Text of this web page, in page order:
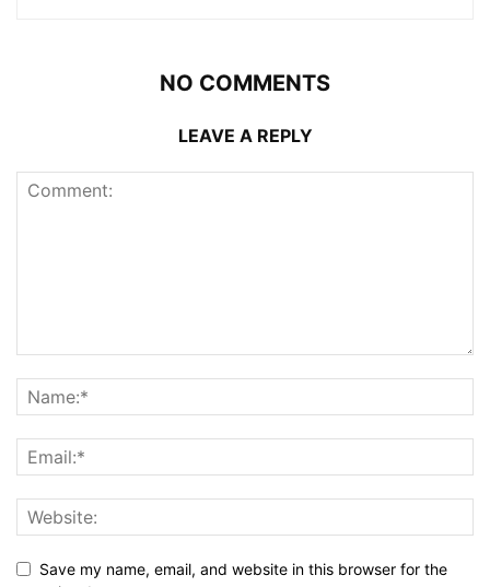
NO COMMENTS
LEAVE A REPLY
Save my name, email, and website in this browser for the